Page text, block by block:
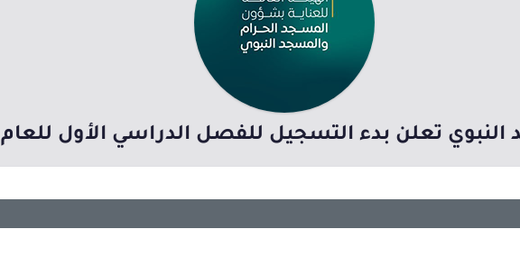
تعلن بدء التسجيل للفصل الدراسي الأول للعام 1442هـ